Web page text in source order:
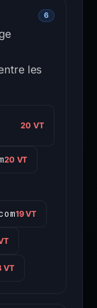
6
les
20 VT
20 VT
19 VT
VT